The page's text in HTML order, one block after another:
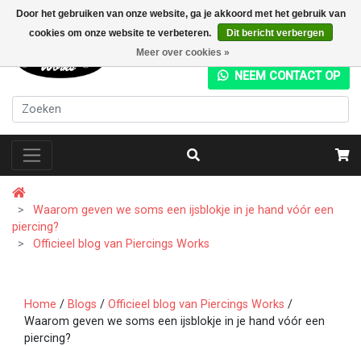
Door het gebruiken van onze website, ga je akkoord met het gebruik van
cookies om onze website te verbeteren.
Dit bericht verbergen
Meer over cookies »
NEEM CONTACT OP
Waarom geven we soms een ijsblokje in je hand vóór een
piercing?
Officieel blog van Piercings Works
Home / Blogs / Officieel blog van Piercings Works /
Waarom geven we soms een ijsblokje in je hand vóór een
piercing?